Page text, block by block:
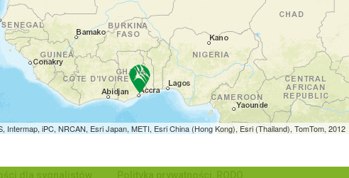
iPC, NRCAN, Esri Japan, METI, Esri China (Hong Kong), Esri (Thailand), TomTom, 2012